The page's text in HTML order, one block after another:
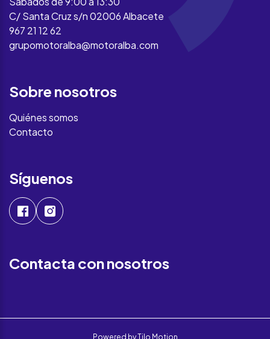
C/ Santa Cruz s/n 02006 Albacete
967 21 12 62
grupomotoralba@motoralba.com
Sobre nosotros
Quiénes somos
Contacto
Síguenos
Contacta con nosotros
Powered byTilo Motion